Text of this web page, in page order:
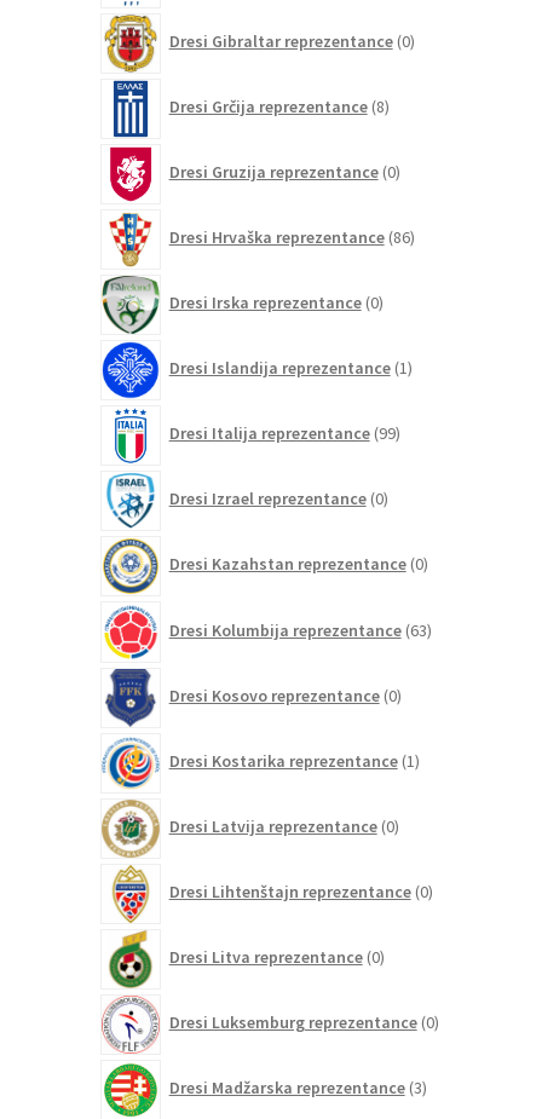
Dresi Gibraltar reprezentance 0izdelkov
Dresi Grčija reprezentance 8izdelkov
Dresi Gruzija reprezentance 0izdelkov
Dresi Hrvaška reprezentance 86izdelkov
Dresi Irska reprezentance 0izdelkov
Dresi Islandija reprezentance 1izdelek
Dresi Italija reprezentance 99izdelkov
Dresi Izrael reprezentance 0izdelkov
Dresi Kazahstan reprezentance 0izdelkov
Dresi Kolumbija reprezentance 63izdelkov
Dresi Kosovo reprezentance 0izdelkov
Dresi Kostarika reprezentance 1izdelek
Dresi Latvija reprezentance 0izdelkov
Dresi Lihtenštajn reprezentance 0izdelkov
Dresi Litva reprezentance 0izdelkov
Dresi Luksemburg reprezentance 0izdelkov
Dresi Madžarska reprezentance 3izdelki